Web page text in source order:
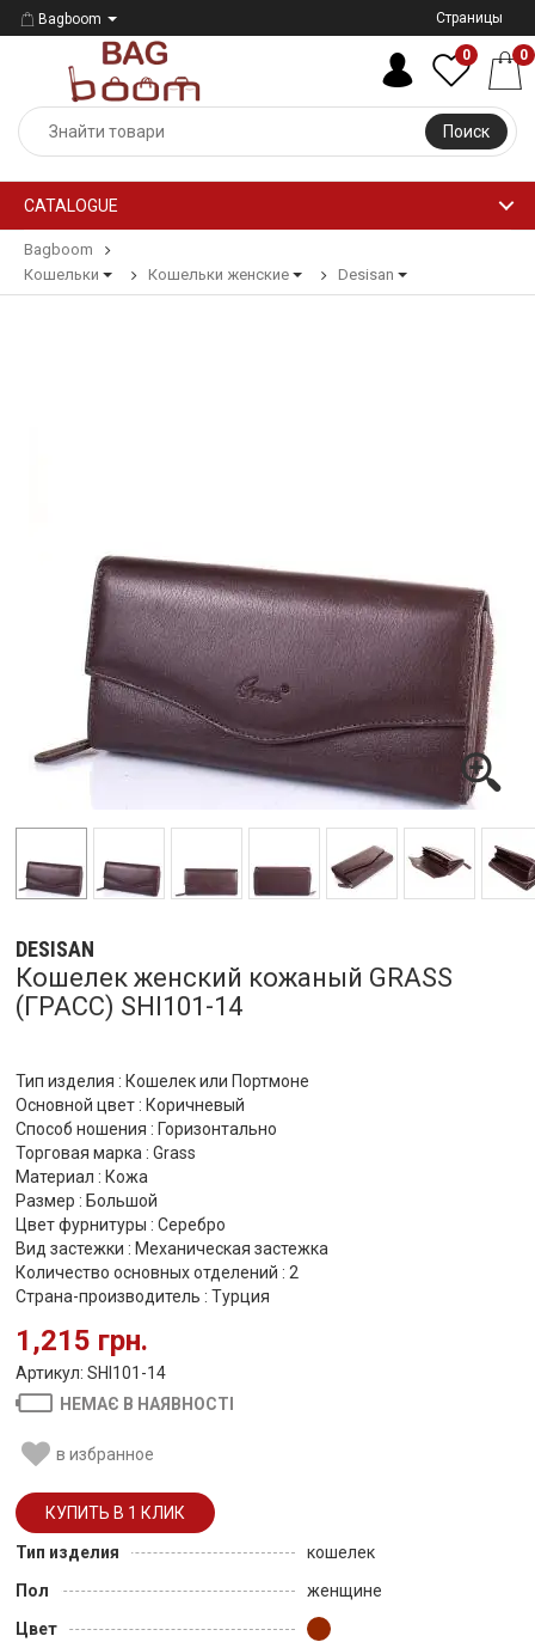
Bagboom Страницы
Поиск
0 0
CATALOGUE
Bagboom
Кошельки
Кошельки женские Desisan
DESISAN
Кошелек женский кожаный GRASS
(ГРАСС) SHI101-14
Тип изделия : Кошелек или Портмоне
Основной цвет : Коричневый
Способ ношения : Горизонтально
Торговая марка : Grass
Материал : Кожа
Размер : Большой
Цвет фурнитуры : Серебро
Вид застежки : Механическая застежка
Количество основных отделений : 2
Страна-производитель : Турция
1,215 грн.
Артикул: SHI101-14
НЕМАЄ В НАЯВНОСТІ
в избранное
Тип изделия
кошелек
Пол
женщине
Цвет